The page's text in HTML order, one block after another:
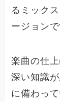
るミック
ージョンで
楽曲の仕
深い知識
に備わっ